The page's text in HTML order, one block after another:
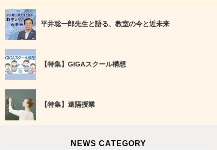
平井聡一郎先生と語る、教室の今と近未来
【特集】GIGAスクール構想
【特集】遠隔授業
NEWS CATEGORY